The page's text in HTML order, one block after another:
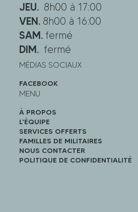
JEU. 8h00 à 17:00
VEN. 8h00 à 16:00
SAM. fermé
DIM. fermé
MÉDIAS SOCIAUX
FACEBOOK
MENU
À PROPOS
L'ÉQUIPE
SERVICES OFFERTS
FAMILLES DE MILITAIRES
NOUS CONTACTER
POLITIQUE DE CONFIDENTIALITÉ